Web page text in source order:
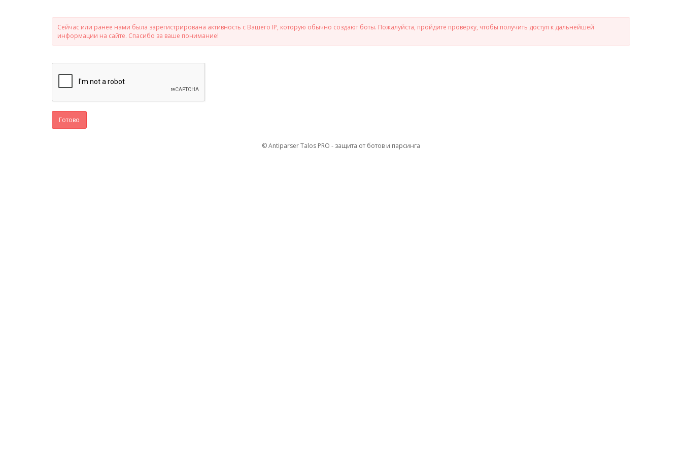
Сейчас или ранее нами была зарегистрирована активность с Вашего IP, которую обычно создают боты. Пожалуйста, пройдите проверку, чтобы получить доступ к дальнейшей
информации на сайте. Спасибо за ваше понимание!
Готово
© Antiparser Talos PRO - защита от ботов и парсинга